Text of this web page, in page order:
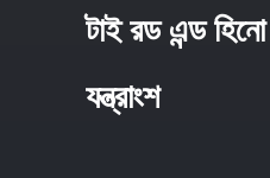
টাই রড এন্ড
যন্ত্রাংশ